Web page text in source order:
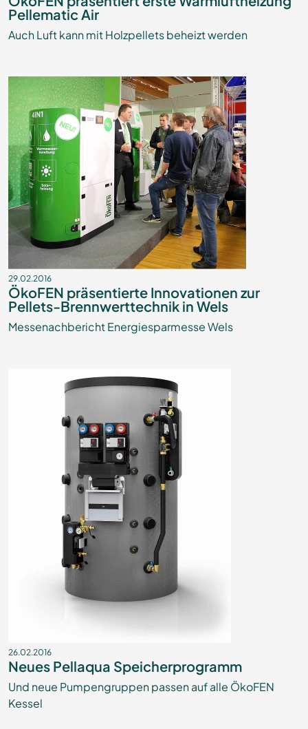
Pellematic Air
Auch Luft kann mit Holzpellets beheizt werden
29.02.2016
ÖkoFEN präsentierte Innovationen zur
Pellets-Brennwerttechnik in Wels
Messenachbericht Energiesparmesse Wels
26.02.2016
Neues Pellaqua Speicherprogramm
Und neue Pumpengruppen passen auf alle ÖkoFEN
Kessel